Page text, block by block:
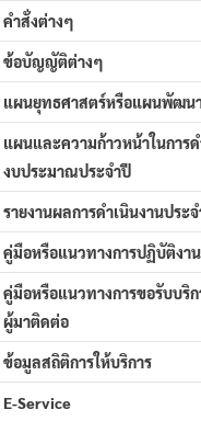
คำสั่งต่างๆ
ข้อบัญญัติต่างๆ
แผนยุทธศาสตร์หรือแผนพัฒน
แผนและความก้าวหน้าในการ
งบประมาณประจำปี
รายงานผลการดำเนินงานประ
คู่มือหรือแนวทางการปฏิบัติงา
คู่มือหรือแนวทางการขอรับบริ
ผู้มาติดต่อ
ข้อมูลสถิติการให้บริการ
E-Service